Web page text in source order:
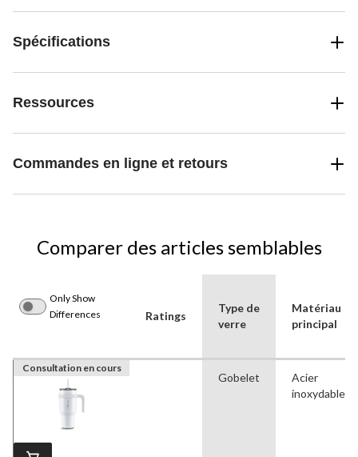
Spécifications
Ressources
Commandes en ligne et retours
Comparer des articles semblables
Only Show
Differences
Ratings
Type de
verre
Matériau
principal
Consultation en cours
Gobelet
Acier
inoxydable